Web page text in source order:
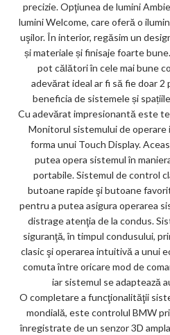
precizie. Opţiunea de lumini
lumini Welcome, care oferă o
uşilor. În interior, regăsim un
și materiale și finisaje foarte
pot călători în cele mai bune
adevărat ideal ar fi să fie doar 2
beneficia de sistemele și
Cu adevărat impresionantă este
Monitorul sistemului de operare
forma unui Touch Display.
putea opera sistemul în
portabile. Sistemul de control
butoane rapide şi butoane
pentru a putea asigura operarea
distrage atenţia de la condus.
siguranţă, în timpul condusului,
clasic şi operarea intuitivă a unui
comuta între oricare mod de
iar sistemul se adaptează
O completare a funcţionalităţii
mondială, este controlul BMW
înregistrate de un senzor 3D